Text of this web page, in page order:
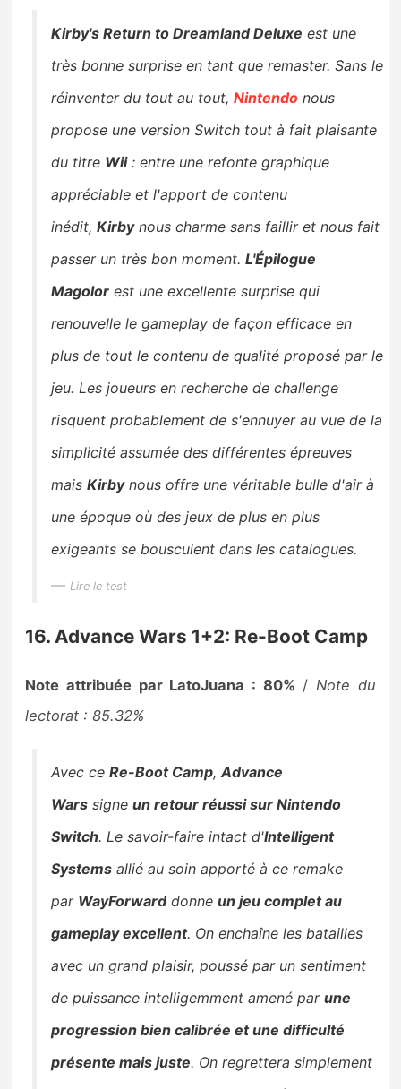
Kirby's Return to Dreamland Deluxe est une
très bonne surprise en tant queremaster.Sans le
réinventer du tout au tout,Nintendo nous
propose une version Switch tout à fait plaisante
du titre Wii: entre une refonte graphique
appréciable et l'apport de contenu
inédit,Kirbynous charme sans faillir et nous fait
passer un très bon moment.L'Épilogue
Magolor est une excellente surprise qui
renouvelle le gameplay de façon efficace en
plus de tout le contenu de qualité proposé par le
jeu. Les joueurs en recherche de challenge
risquent probablement de s'ennuyer au vue de la
simplicité assumée des différentes épreuves
maisKirbynous offre une véritable bulle d'air à
une époque où des jeux de plus en plus
exigeants se bousculent dans les catalogues.
Lire le test
16. Advance Wars 1+2: Re-Boot Camp
Note attribuée par LatoJuana : 80% / Note du
lectorat : 85.32%
Avec ceRe-Boot Camp,Advance
Wars signeun retour réussi sur Nintendo
Switch. Le savoir-faire intact d'Intelligent
Systems allié au soin apporté à ce remake
par WayForwarddonneun jeu complet au
gameplay excellent. On enchaîne les batailles
avec un grand plaisir, poussé par un sentiment
de puissance intelligemment amené parune
progression bien calibrée et une difficulté
présente mais juste. On regrettera simplement